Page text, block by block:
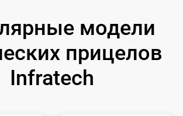
модели
прицелов
Infratech